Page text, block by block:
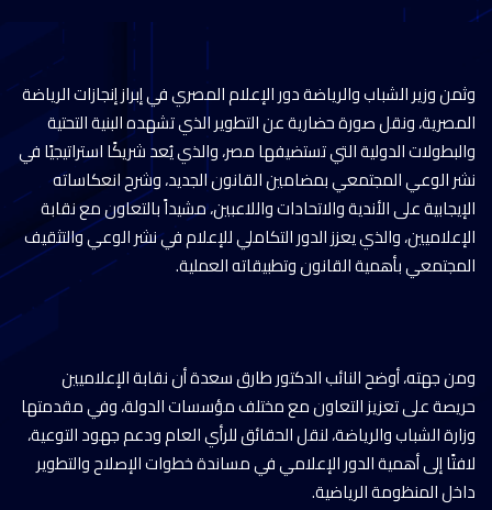
وثمن وزير الشباب والرياضة دور الإعلام المصري في إبراز إنجازات الرياضة
المصرية، ونقل صورة حضارية عن التطوير الذي تشهده البنية التحتية
والبطولات الدولية التي تستضيفها مصر، والذي يُعد شريكًا استراتيجيًا في
نشر الوعي المجتمعي بمضامين القانون الجديد، وشرح انعكاساته
الإيجابية على الأندية والاتحادات واللاعبين، مشيداً بالتعاون مع نقابة
الإعلاميين، والذي يعزز الدور التكاملي للإعلام في نشر الوعي والتثقيف
المجتمعي بأهمية القانون وتطبيقاته العملية.
ومن جهته، أوضح النائب الدكتور طارق سعدة أن نقابة الإعلاميين
حريصة على تعزيز التعاون مع مختلف مؤسسات الدولة، وفي مقدمتها
وزارة الشباب والرياضة، لنقل الحقائق للرأي العام ودعم جهود التوعية،
لافتًا إلى أهمية الدور الإعلامي في مساندة خطوات الإصلاح والتطوير
داخل المنظومة الرياضية.